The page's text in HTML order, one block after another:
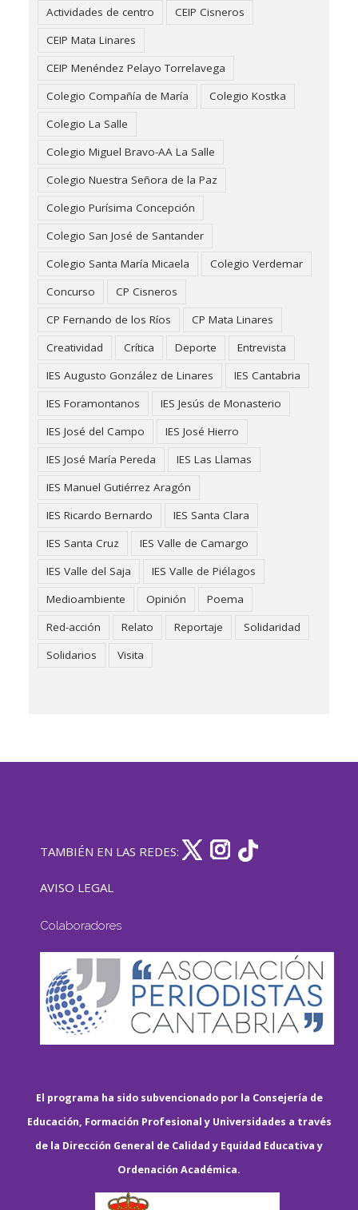
Actividades de centro
CEIP Cisneros
CEIP Mata Linares
CEIP Menéndez Pelayo Torrelavega
Colegio Compañía de María
Colegio Kostka
Colegio La Salle
Colegio Miguel Bravo-AA La Salle
Colegio Nuestra Señora de la Paz
Colegio Purísima Concepción
Colegio San José de Santander
Colegio Santa María Micaela
Colegio Verdemar
Concurso
CP Cisneros
CP Fernando de los Ríos
CP Mata Linares
Creatividad
Crítica Deporte
Entrevista
IES Augusto González de Linares
IES Cantabria
IES Foramontanos
IES Jesús de Monasterio
IES José del Campo
IES José Hierro
IES José María Pereda
IES Las Llamas
IES Manuel Gutiérrez Aragón
IES Ricardo Bernardo
IES Santa Clara
IES Santa Cruz
IES Valle de Camargo
IES Valle del Saja
IES Valle de Piélagos
Medioambiente
Opinión
Poema
Red-acción
Relato Reportaje
Solidaridad
Solidarios
Visita
TAMBIÉN EN LAS REDES:
AVISO LEGAL
Colaboradores
El programa ha sido subvencionado por la Consejería de
Educación, Formación Profesional y Universidades a través
de la Dirección General de Calidad y Equidad Educativa y
Ordenación Académica.